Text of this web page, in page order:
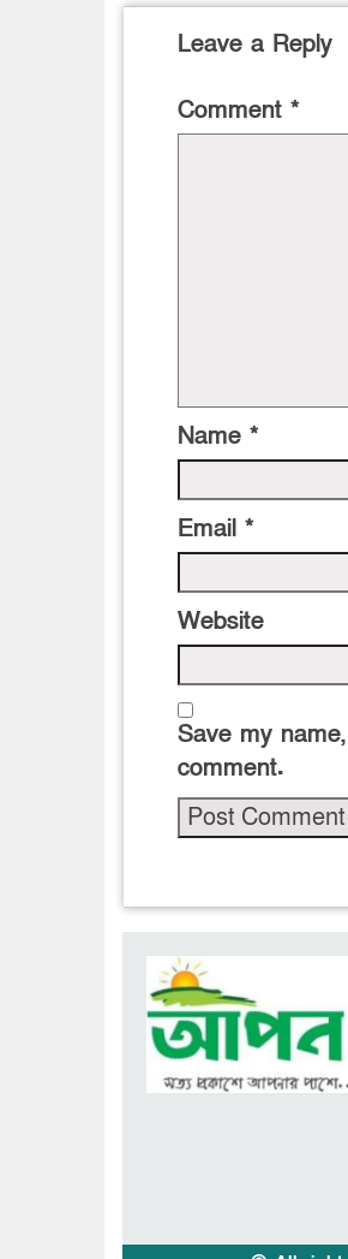
Leave a Reply
Comment *
Name *
Email *
Website
Save my
comment.